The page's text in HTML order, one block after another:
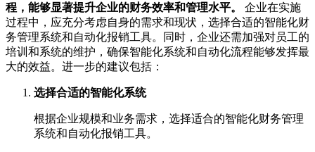
程，能够显著提升企业的财务效率和管理水平。
企业在实施
过程中，应充分考虑自身的需求和现状，选择合适的智能化财
务管理系统和自动化报销工具。同时，企业还需加强对员工的
培训和系统的维护，确保智能化系统和自动化流程能够发挥最
大的效益。进一步的建议包括：
选择合适的智能化系统
根据企业规模和业务需求，选择适合的智能化财务管理
系统和自动化报销工具。